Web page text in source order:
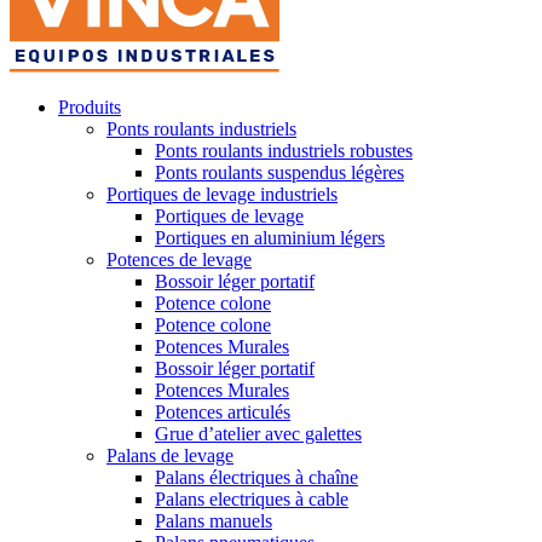
Produits
Ponts roulants industriels
Ponts roulants industriels robustes
Ponts roulants suspendus légères
Portiques de levage industriels
Portiques de levage
Portiques en aluminium légers
Potences de levage
Bossoir léger portatif
Potence colone
Potence colone
Potences Murales
Bossoir léger portatif
Potences Murales
Potences articulés
Grue d’atelier avec galettes
Palans de levage
Palans électriques à chaîne
Palans electriques à cable
Palans manuels